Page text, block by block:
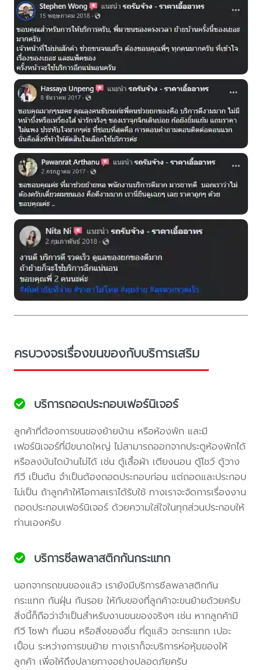
ครบวงจรเรื่องขนของกับบริการเสริม
บริการถอดประกอบเฟอร์นิเจอร์
ลูกค้าที่ต้องการขนของย้ายบ้าน หรือห้องพัก และมี
เฟอร์นิเจอร์ที่มีขนาดใหญ่ ไม่สามารถออกจากประตูห้องพักได้
หรือลงบันไดบ้านไม่ได้ เช่น ตู้เสื้อผ้า เตียงนอน ตู้โชว์ ตู้วาง
ทีวี เป็นต้น จำเป็นต้องถอดประกอบก่อน แต่ถอดและประกอบ
ไม่เป็น ถ้าลูกค้าให้โอกาสเราได้รับใช้ ทางเราจะจัดการเรื่องงาน
ถอดประกอบเฟอร์นิเจอร์ ด้วยความใส่ใจในทุกส่วนประกอบให้
ท่านเองครับ
บริการซีลพลาสติกกันกระแทก
นอกจากรถขนของแล้ว เรายังมีบริการซีลพลาสติกกัน
กระแทก กันฝุ่น กันรอย ให้กับของที่ลูกค้าจะขนย้ายด้วยครับ
สิ่งนี้ก็ถือว่าจำเป็นสำหรับงานขนของจริงๆ เช่น หากลูกค้ามี
ทีวี โซฟา ที่นอน หรือสิ่งของอื่น ที่ดูแล้ว จะกระแทก เปอะ
เปื้อน ระหว่างการขนย้าย ทางเราก็จะบริการห่อหุ้มของให้
ลูกค้า เพื่อให้ถึงปลายทางอย่างปลอดภัยครับ